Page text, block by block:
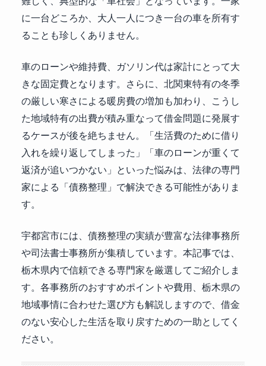
に一台どころか、大人一人につき一台の車を所有す
ることも珍しくありません。
車のローンや維持費、ガソリン代は家計にとって大
きな固定費となります。さらに、北関東特有の冬季
の厳しい寒さによる暖房費の増加も加わり、こうし
た地域特有の出費が積み重なって借金問題に発展す
るケースが後を絶ちません。「生活費のために借り
入れを繰り返してしまった」「車のローンが重くて
返済が追いつかない」といった悩みは、法律の専門
家による「債務整理」で解決できる可能性がありま
す。
宇都宮市には、債務整理の実績が豊富な法律事務所
や司法書士事務所が集積しています。本記事では、
栃木県内で信頼できる専門家を厳選してご紹介しま
す。各事務所のおすすめポイントや費用、栃木県の
地域事情に合わせた選び方も解説しますので、借金
のない安心した生活を取り戻すための一助としてく
ださい。